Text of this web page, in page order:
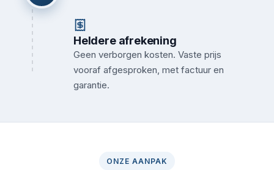
Heldere afrekening
Geen verborgen kosten. Vaste prijs
vooraf afgesproken, met factuur en
garantie.
ONZE AANPAK